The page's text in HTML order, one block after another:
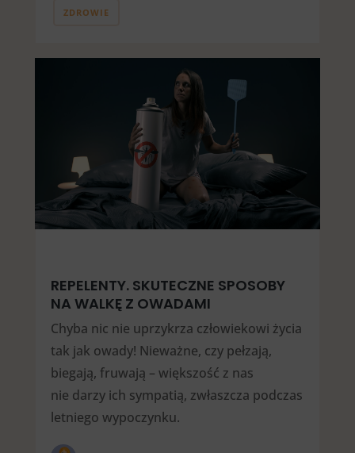
ZDROWIE
REPELENTY. SKUTECZNE SPOSOBY
NA WALKĘ Z OWADAMI
Chyba nic nie uprzykrza człowiekowi życia
tak jak owady! Nieważne, czy pełzają,
biegają, fruwają – większość z nas
nie darzy ich sympatią, zwłaszcza podczas
letniego wypoczynku.